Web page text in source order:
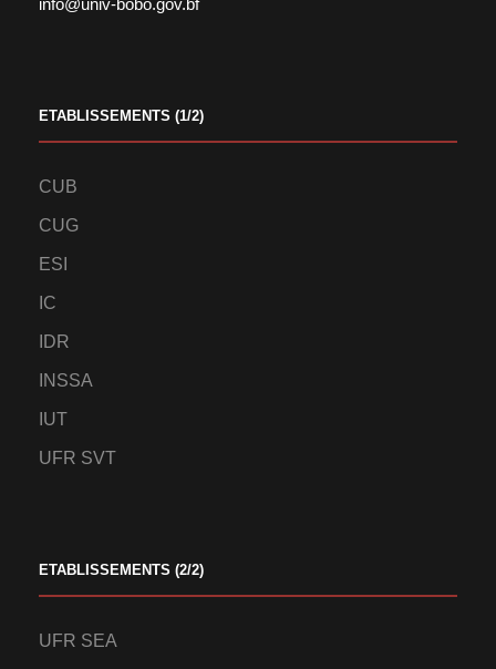
info@univ-bobo.gov.bf
ETABLISSEMENTS (1/2)
CUB
CUG
ESI
IC
IDR
INSSA
IUT
UFR SVT
ETABLISSEMENTS (2/2)
UFR SEA